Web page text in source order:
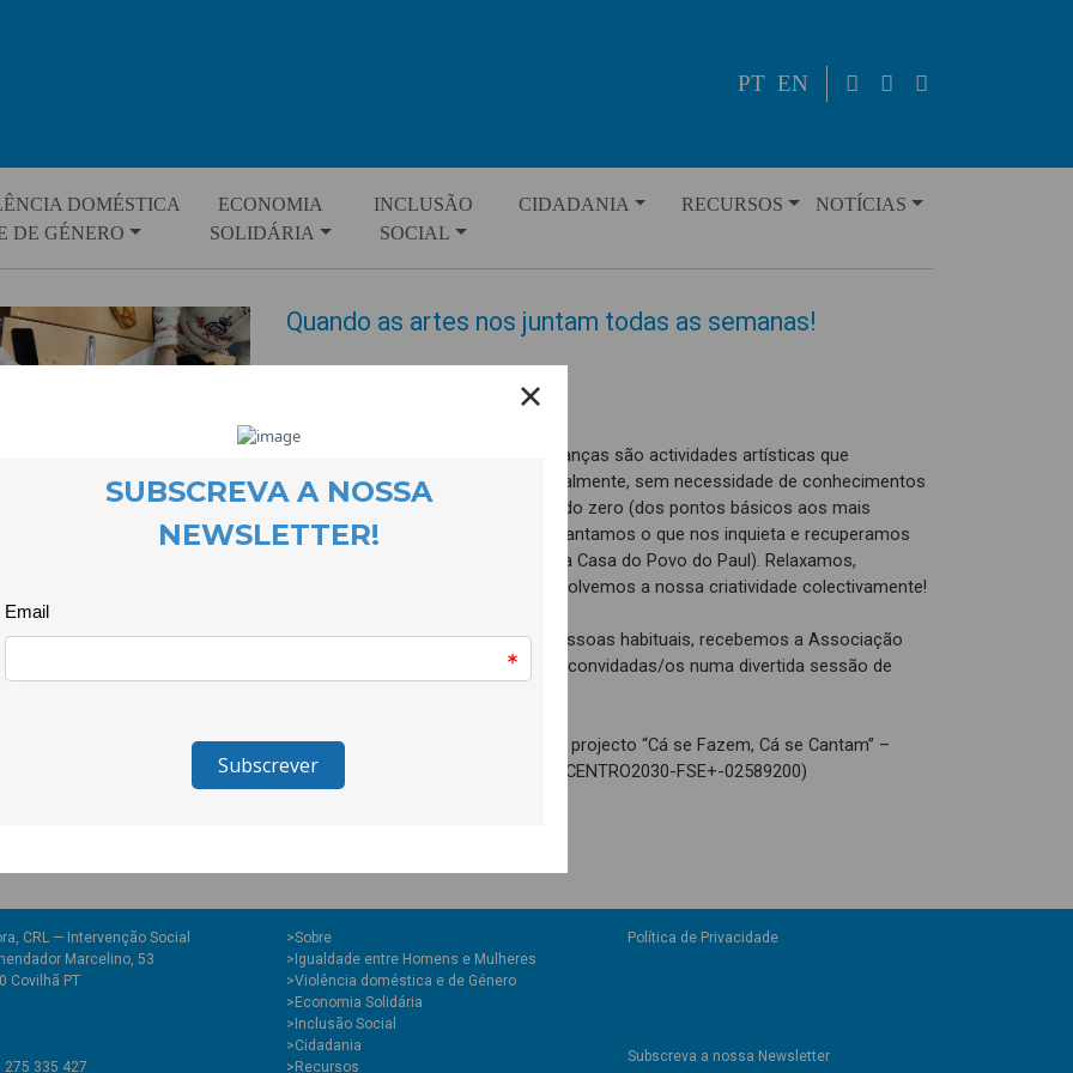
PT EN
DOMÉSTICA
DE GÉNERO
ECONOMIA
SOLIDÁRIA
INCLUSÃO
SOCIAL
CIDADANIA RECURSOS NOTÍCIAS
Quando as artes nos juntam todas as semanas!
O croché, o bordado, o coro e as danças são actividades artísticas que
continuamos a desenvolver semanalmente, sem necessidade de conhecimentos
prévios. Ensinamos e aprendemos do zero (dos pontos básicos aos mais
exigentes!), criamos artes têxteis, cantamos o que nos inquieta e recuperamos
danças mandadas (promovidas pela Casa do Povo do Paul). Relaxamos,
experimentamos, criamos e desenvolvemos a nossa criatividade colectivamente!
No dia 25 de Fevereiro, além das pessoas habituais, recebemos a Associação
Humanitária Beira Aproxima e suas convidadas/os numa divertida sessão de
O coro e o bordado integram-se no projecto “Cá se Fazem, Cá se Cantam” –
Centro 2030, Inclusão pela Cultura (CENTRO2030-FSE+-02589200)
CRL — Intervenção Social
Marcelino, 53
Covilhã PT
335 427
>Sobre
>Igualdade entre Homens e Mulheres
>Violência doméstica e de Género
>Economia Solidária
>Inclusão Social
>Cidadania
>Recursos
Política de Privacidade
Subscreva a nossa Newsletter